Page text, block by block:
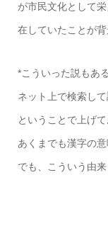
が市民文化として
在していたことが背
*こういった説もあ
ネット上で検索し
ということで上げて
あくまでも漢字の
でも、こういう由